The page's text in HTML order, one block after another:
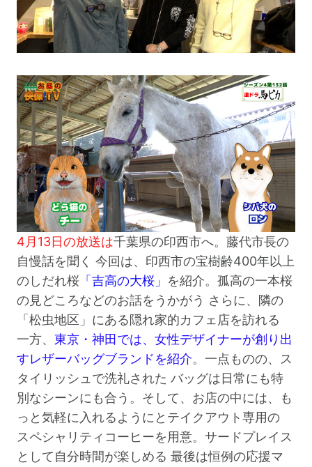
4月13日の放送は千葉県の印西市へ。藤代市長の
自慢話を聞く 今回は、印西市の宝樹齢400年以上
のしだれ桜 「吉高の大桜」 を紹介。孤高の一本桜
の見どころなどのお話をうかがう さらに、隣の
「松虫地区」にある隠れ家的カフェ店を訪れる
一方、 東京・神田では、女性デザイナーが創り出
すレザーバッグブランドを紹介。一点ものの、ス
タイリッシュで洗礼された バッグは日常にも特
別なシーンにも合う。そして、お店の中には、も
っと気軽に入れるようにとテイクアウト専用の
スペシャリティコーヒーを用意。サードプレイス
として自分時間が楽しめる 最後は恒例の応援マ